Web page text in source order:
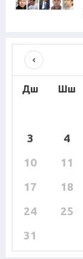
Дш Шш
3
4
10
11
17
18
24
25
31